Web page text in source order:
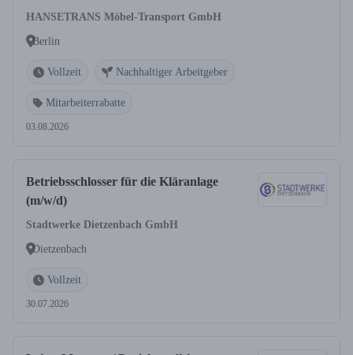
HANSETRANS Möbel-Transport GmbH
Berlin
Vollzeit Nachhaltiger Arbeitgeber
Mitarbeiterrabatte
03.08.2026
Betriebsschlosser für die Kläranlage
(m/w/d)
Stadtwerke Dietzenbach GmbH
Dietzenbach
Vollzeit
30.07.2026